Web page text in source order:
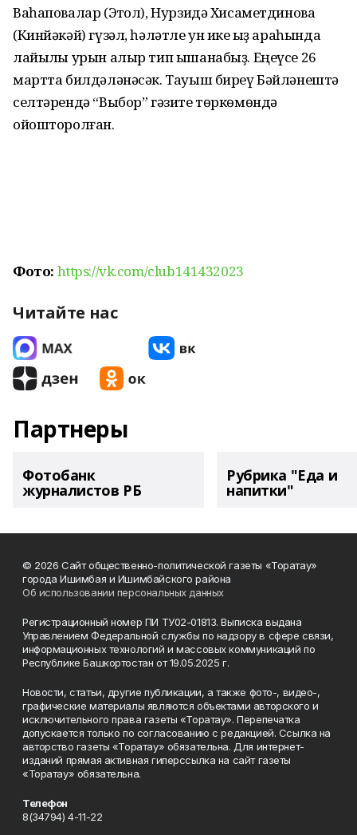
Ваһаповалар (Этҡол), Нурзидә Хисаметдинова
(Кинйәкәй) гүзәл, һәләтле ун ике ҡыҙ араһында
лайыҡлы урын алыр тип ышанабыҙ. Еңеүсе 26
мартта билдәләнәсәк. Тауыш биреү Бәйләнештә
селтәрендә “Выбор” гәзите төркөмөндә
ойошторолған.
Фото: https://vk.com/club141432023
Читайте нас
Партнеры
Фотобанк
журналистов РБ
Рубрика "Еда и
напитки"
© 2026 Сайт общественно-политической газеты «Торатау»
города Ишимбая и Ишимбайского района
Об использовании персональных данных
Регистрационный номер ПИ ТУ02-01813. Выписка выдана
Управлением Федеральной службы по надзору в сфере связи,
информационных технологий и массовых коммуникаций по
Республике Башкортостан от 19.05.2025 г.
Новости, статьи, другие публикации, а также фото-, видео-,
графические материалы являются объектами авторского и
исключительного права газеты «Торатау». Перепечатка
допускается только по согласованию с редакцией. Ссылка на
авторство газеты «Торатау» обязательна. Для интернет-
изданий прямая активная гиперссылка на сайт газеты
«Торатау» обязательна.
Телефон
8(34794) 4-11-22